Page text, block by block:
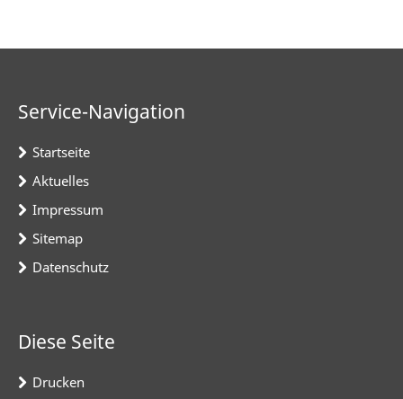
Service-Navigation
Startseite
Aktuelles
Impressum
Sitemap
Datenschutz
Diese Seite
Drucken